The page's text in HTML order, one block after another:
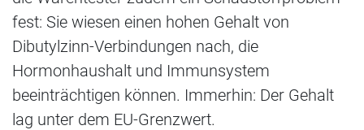
fest: Sie wiesen einen hohen Gehalt von
Dibutylzinn-Verbindungen nach, die
Hormonhaushalt und Immunsystem
beeinträchtigen können. Immerhin: Der Gehalt
lag unter dem EU-Grenzwert.